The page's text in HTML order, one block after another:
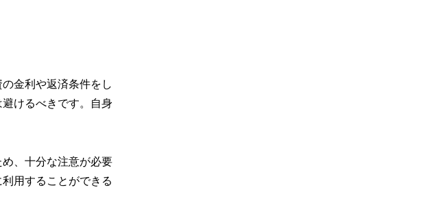
金利や返済条件をし
けるべきです。自身
、十分な注意が必要
用することができる